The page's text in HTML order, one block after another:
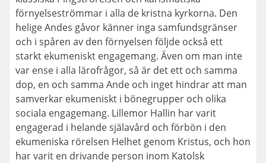
förnyelseströmmar i alla de kristna kyrkorna. Den
helige Andes gåvor känner inga samfundsgränser
och i spåren av den förnyelsen följde också ett
starkt ekumeniskt engagemang. Även om man inte
var ense i alla lärofrågor, så är det ett och samma
dop, en och samma Ande och inget hindrar att man
samverkar ekumeniskt i bönegrupper och olika
sociala engagemang. Lillemor Hallin har varit
engagerad i helande själavård och förbön i den
ekumeniska rörelsen Helhet genom Kristus, och hon
har varit en drivande person inom Katolsk